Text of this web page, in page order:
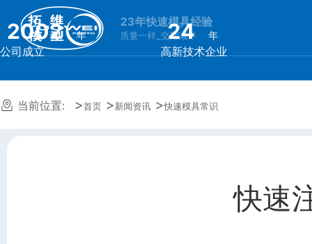
23年快速模具经验
质量一样_交期减半
2002 年
公司成立
24 年
高新技术企业
当前位置: 首页 新闻资讯 快速模具常识
快速